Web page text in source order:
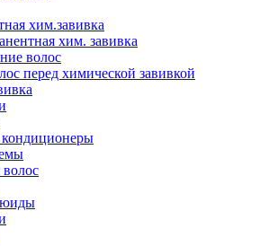
хим.завивка
хим. завивка
волос
перед химической завивкой